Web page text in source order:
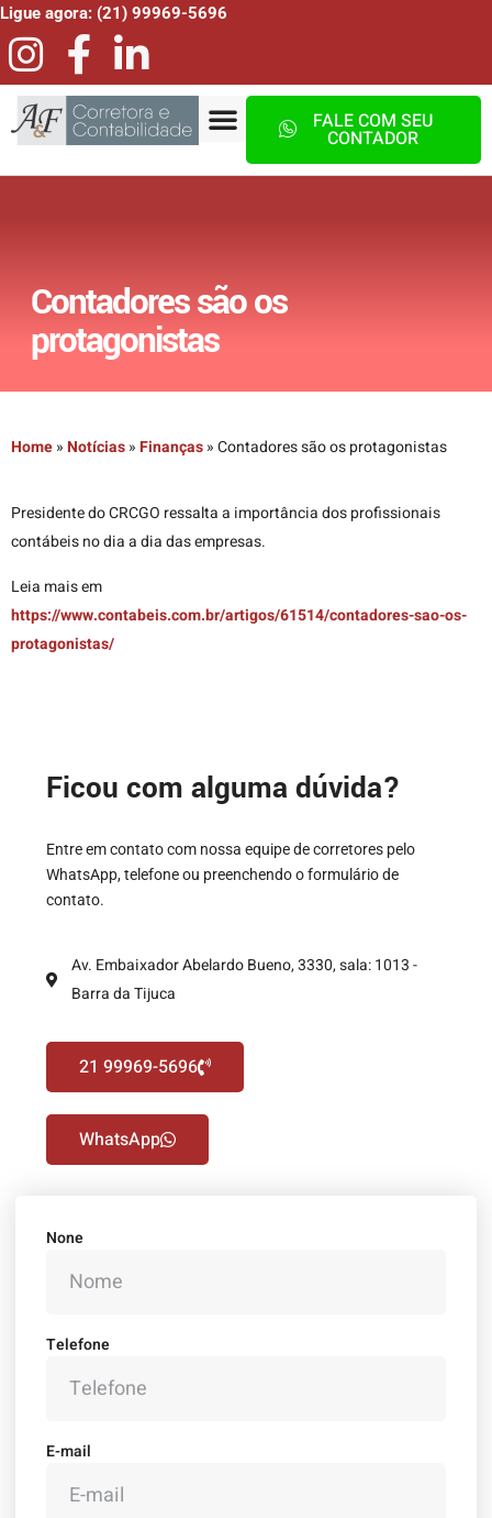
Ligue agora: (21) 99969-5696
FALE COM SEU
CONTADOR
Contadores são os
protagonistas
Home»Notícias»Finanças»Contadores são os protagonistas
Presidente do CRCGO ressalta a importância dos profissionais
contábeis no dia a dia das empresas.
Leia mais em
https://www.contabeis.com.br/artigos/61514/contadores-sao-os-
protagonistas/
Ficou com alguma dúvida?
Entre em contato com nossa equipe de corretores pelo
WhatsApp, telefone ou preenchendo o formulário de
contato.
Av. Embaixador Abelardo Bueno, 3330, sala: 1013 -
Barra da Tijuca
21 99969-5696
WhatsApp
None
Telefone
E-mail